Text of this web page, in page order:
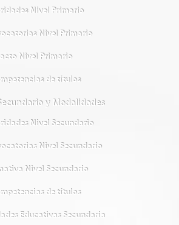
Nivel Primario
Nivel Primario
Nivel Primario
de títulos
y Modalidades
Nivel Secundario
Nivel Secundario
Nivel Secundario
de títulos
Educativas Secundaria